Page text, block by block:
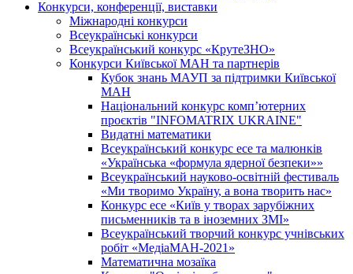
Конкурси, конференції, виставки
Міжнародні конкурси
Всеукраїнські конкурси
Всеукраїнський конкурс «КрутеЗНО»
Конкурси Київської МАН та партнерів
Кубок знань МАУП за підтримки Київської
МАН
Національний конкурс комп’ютерних
проєктів "INFOMATRIX UKRAINE"
Видатні математики
Всеукраїнський конкурс есе та малюнків
«Українська «формула ядерної безпеки»»
Всеукраїнський науково-освітній фестиваль
«Ми творимо Україну, а вона творить нас»
Конкурс есе «Київ у творах зарубіжних
письменників та в іноземних ЗМІ»
Всеукраїнський творчий конкурс учнівських
робіт «МедіаМАН-2021»
Математична мозаїка